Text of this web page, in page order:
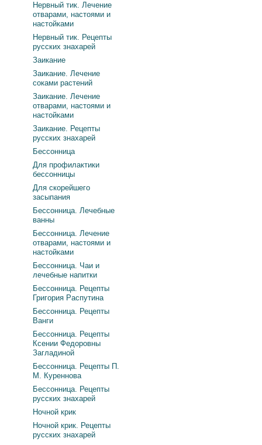
Нервный тик. Лечение
отварами, настоями и
настойками
Нервный тик. Рецепты
русских знахарей
Заикание
Заикание. Лечение
соками растений
Заикание. Лечение
отварами, настоями и
настойками
Заикание. Рецепты
русских знахарей
Бессонница
Для профилактики
бессонницы
Для скорейшего
засыпания
Бессонница. Лечебные
ванны
Бессонница. Лечение
отварами, настоями и
настойками
Бессонница. Чаи и
лечебные напитки
Бессонница. Рецепты
Григория Распутина
Бессонница. Рецепты
Ванги
Бессонница. Рецепты
Ксении Федоровны
Загладиной
Бессонница. Рецепты П.
М. Куреннова
Бессонница. Рецепты
русских знахарей
Ночной крик
Ночной крик. Рецепты
русских знахарей